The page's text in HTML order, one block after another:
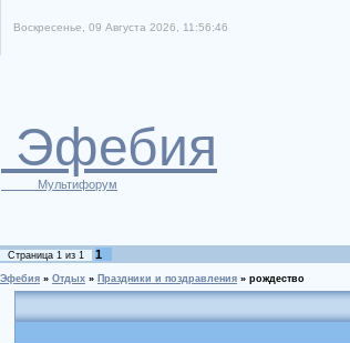
Воскресенье, 09 Августа 2026, 11:56:46
Эфебия
Мультифорум
Страница 1 из 1 1
Эфебия » Отдых » Праздники и поздравления » рождество